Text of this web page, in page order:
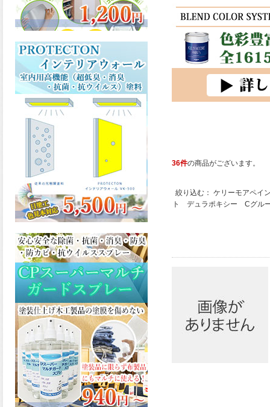
36件の商品がございます。
絞り込む： ケリーモアペイ
ト デュラポキシー Cグル